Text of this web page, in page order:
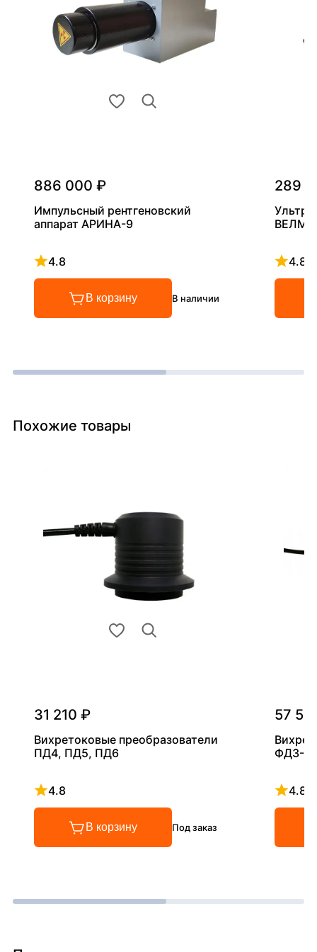
886 000 ₽
Импульсный рентгеновский
аппарат АРИНА-9
4.8
Рейтинг 4.8 из 5
В корзину В наличии
289
4.8
Похожие товары
31 210 ₽
Вихретоковые преобразователи
ПД4, ПД5, ПД6
4.8
Рейтинг 4.8 из 5
В корзину Под заказ
57
ФД3-
4.8